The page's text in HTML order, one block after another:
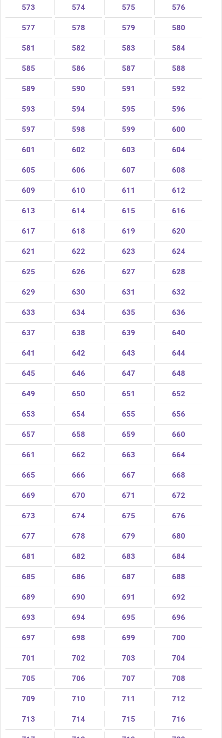
573 574 575 576
577 578 579 580
581 582 583 584
585 586 587 588
589 590 591 592
593 594 595 596
597 598 599 600
601 602 603 604
605 606 607 608
609 610 611 612
613 614 615 616
617 618 619 620
621 622 623 624
625 626 627 628
629 630 631 632
633 634 635 636
637 638 639 640
641 642 643 644
645 646 647 648
649 650 651 652
653 654 655 656
657 658 659 660
661 662 663 664
665 666 667 668
669 670 671 672
673 674 675 676
677 678 679 680
681 682 683 684
685 686 687 688
689 690 691 692
693 694 695 696
697 698 699 700
701 702 703 704
705 706 707 708
709 710 711 712
713 714 715 716